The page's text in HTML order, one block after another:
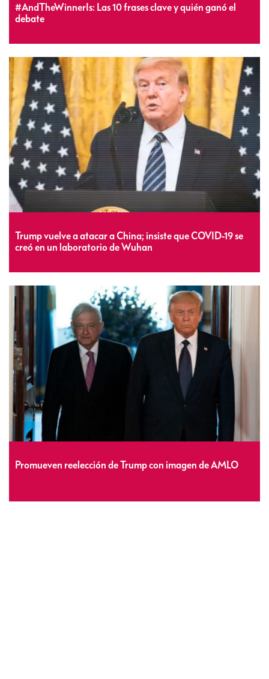
#AndTheWinnerIs: Las 10 frases clave y quién ganó el
debate
Trump vuelve a atacar a China; insiste que COVID-19 se
creó en un laboratorio de Wuhan
Promueven reelección de Trump con imagen de AMLO